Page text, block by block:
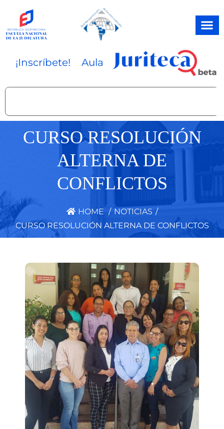
contenido
¡Inscríbete! Aula
Search
CURSO RESOLUCIÓN
ALTERNA DE
CONFLICTOS
HOME / NOTICIAS /
CURSO RESOLUCIÓN ALTERNA DE CONFLICTOS